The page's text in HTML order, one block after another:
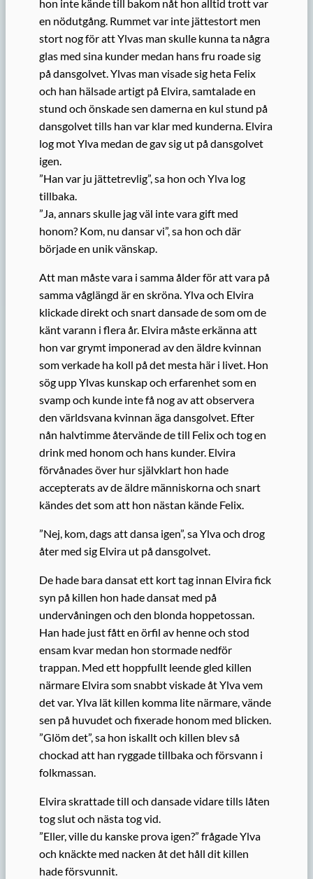
hon inte kände till bakom nåt hon alltid trott var
en nödutgång. Rummet var inte jättestort men
stort nog för att Ylvas man skulle kunna ta några
glas med sina kunder medan hans fru roade sig
på dansgolvet. Ylvas man visade sig heta Felix
och han hälsade artigt på Elvira, samtalade en
stund och önskade sen damerna en kul stund på
dansgolvet tills han var klar med kunderna. Elvira
log mot Ylva medan de gav sig ut på dansgolvet
igen.
”Han var ju jättetrevlig”, sa hon och Ylva log
tillbaka.
”Ja, annars skulle jag väl inte vara gift med
honom? Kom, nu dansar vi”, sa hon och där
började en unik vänskap.
Att man måste vara i samma ålder för att vara på
samma våglängd är en skröna. Ylva och Elvira
klickade direkt och snart dansade de som om de
känt varann i flera år. Elvira måste erkänna att
hon var grymt imponerad av den äldre kvinnan
som verkade ha koll på det mesta här i livet. Hon
sög upp Ylvas kunskap och erfarenhet som en
svamp och kunde inte få nog av att observera
den världsvana kvinnan äga dansgolvet. Efter
nån halvtimme återvände de till Felix och tog en
drink med honom och hans kunder. Elvira
förvånades över hur självklart hon hade
accepterats av de äldre människorna och snart
kändes det som att hon nästan kände Felix.
”Nej, kom, dags att dansa igen”, sa Ylva och drog
åter med sig Elvira ut på dansgolvet.
De hade bara dansat ett kort tag innan Elvira fick
syn på killen hon hade dansat med på
undervåningen och den blonda hoppetossan.
Han hade just fått en örfil av henne och stod
ensam kvar medan hon stormade nedför
trappan. Med ett hoppfullt leende gled killen
närmare Elvira som snabbt viskade åt Ylva vem
det var. Ylva lät killen komma lite närmare, vände
sen på huvudet och fixerade honom med blicken.
”Glöm det”, sa hon iskallt och killen blev så
chockad att han ryggade tillbaka och försvann i
folkmassan.
Elvira skrattade till och dansade vidare tills låten
tog slut och nästa tog vid.
”Eller, ville du kanske prova igen?” frågade Ylva
och knäckte med nacken åt det håll dit killen
hade försvunnit.